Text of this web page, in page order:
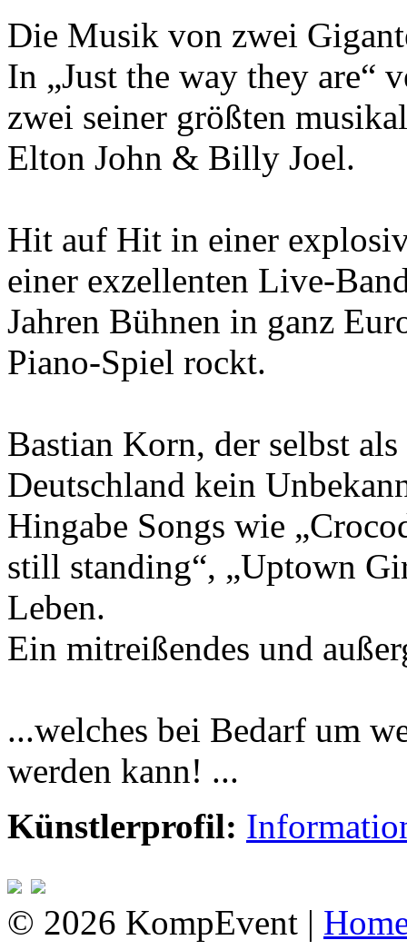
Die Musik von zwei
In „Just the way they are“
zwei seiner größten
Elton John & Billy Joel.
Hit auf Hit in einer
einer exzellenten Live-
Jahren Bühnen in ganz
Piano-Spiel rockt.
Bastian Korn, der selbst
Deutschland kein
Hingabe Songs wie
still standing“, „Uptown
Leben.
Ein mitreißendes und
...welches bei Bedarf um
werden kann! ...
Künstlerprofil:
© 2026 KompEvent |